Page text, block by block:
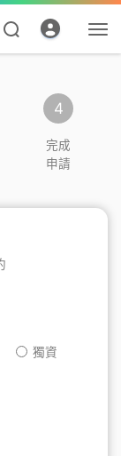
4
完成
申請
獨資